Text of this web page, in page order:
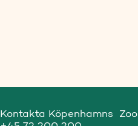
Kontakta Köpenhamns  Zoo